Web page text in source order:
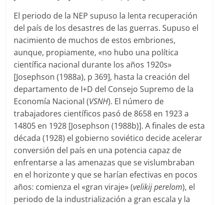
El periodo de la NEP supuso la lenta recuperación
del país de los desastres de las guerras. Supuso el
nacimiento de muchos de estos embriones,
aunque, propiamente, «no hubo una política
científica nacional durante los años 1920s»
[Josephson (1988a), p 369], hasta la creación del
departamento de I+D del Consejo Supremo de la
Economía Nacional (VSNH). El número de
trabajadores científicos pasó de 8658 en 1923 a
14805 en 1928 [Josephson (1988b)]. A finales de esta
década (1928) el gobierno soviético decide acelerar
conversión del país en una potencia capaz de
enfrentarse a las amenazas que se vislumbraban
en el horizonte y que se harían efectivas en pocos
años: comienza el «gran viraje» (velikij perelom), el
periodo de la industrialización a gran escala y la